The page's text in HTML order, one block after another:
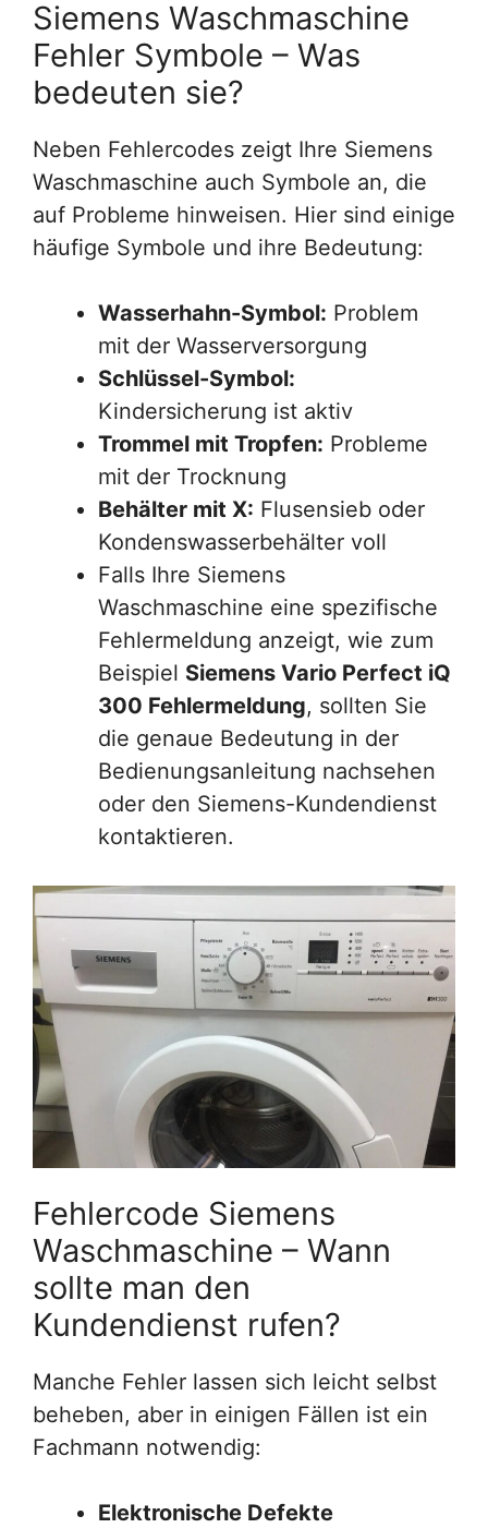
Siemens Waschmaschine
Fehler Symbole – Was
bedeuten sie?
Neben Fehlercodes zeigt Ihre Siemens
Waschmaschine auch Symbole an, die
auf Probleme hinweisen. Hier sind einige
häufige Symbole und ihre Bedeutung:
Wasserhahn-Symbol: Problem
mit der Wasserversorgung
Schlüssel-Symbol:
Kindersicherung ist aktiv
Trommel mit Tropfen: Probleme
mit der Trocknung
Behälter mit X: Flusensieb oder
Kondenswasserbehälter voll
Falls Ihre Siemens
Waschmaschine eine spezifische
Fehlermeldung anzeigt, wie zum
Beispiel Siemens Vario Perfect iQ
300 Fehlermeldung, sollten Sie
die genaue Bedeutung in der
Bedienungsanleitung nachsehen
oder den Siemens-Kundendienst
kontaktieren.
Fehlercode Siemens
Waschmaschine – Wann
sollte man den
Kundendienst rufen?
Manche Fehler lassen sich leicht selbst
beheben, aber in einigen Fällen ist ein
Fachmann notwendig:
Elektronische Defekte